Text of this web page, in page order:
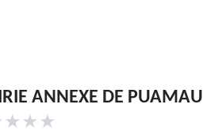
ANNEXE DE PUAMAU
★ ★ ★